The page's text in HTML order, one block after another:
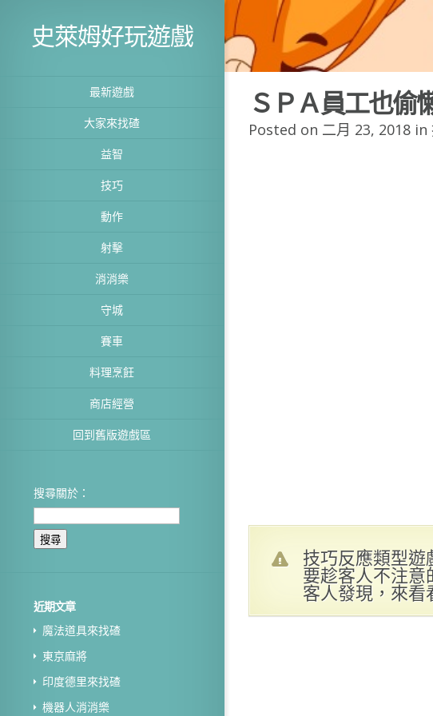
史萊姆好玩遊戲
最新遊戲
大家來找碴
益智
技巧
動作
射擊
消消樂
守城
賽車
料理烹飪
商店經營
回到舊版遊戲區
搜尋關於：
近期文章
魔法道具來找碴
東京麻將
印度德里來找碴
機器人消消樂
ＳＰＡ員工也偷
Posted on 二月 23, 2018 in
技巧反應類型
要趁客人不注
客人發現，來看